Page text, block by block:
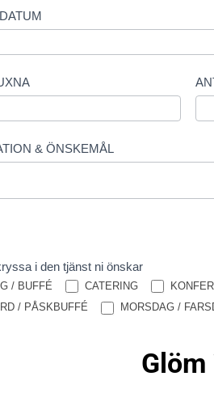
& ÖNSKEMÅL
i den tjänst ni önskar
/ BUFFÉ CATERING
/ PÅSKBUFFÉ
MORSDAG /